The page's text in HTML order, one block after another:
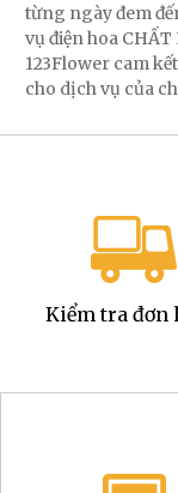
từng ngày đem
vụ điện hoa CHẤT
123Flower cam
cho dịch vụ của
Kiểm tra đơn